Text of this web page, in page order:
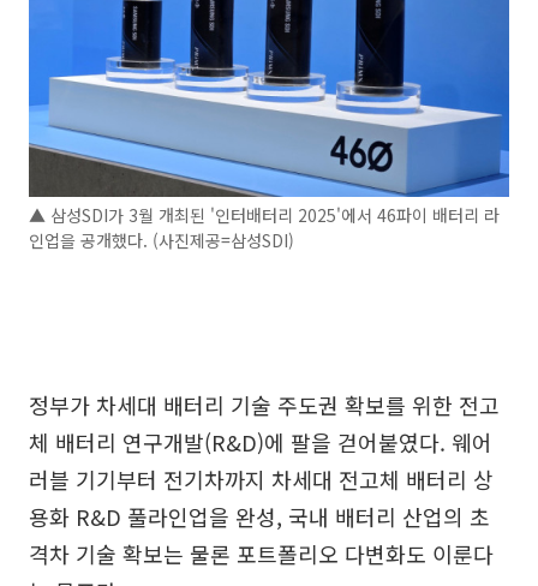
▲ 삼성SDI가 3월 개최된 '인터배터리 2025'에서 46파이 배터리 라
인업을 공개했다. (사진제공=삼성SDI)
정부가 차세대 배터리 기술 주도권 확보를 위한 전고
체 배터리 연구개발(R&D)에 팔을 걷어붙였다. 웨어
러블 기기부터 전기차까지 차세대 전고체 배터리 상
용화 R&D 풀라인업을 완성, 국내 배터리 산업의 초
격차 기술 확보는 물론 포트폴리오 다변화도 이룬다